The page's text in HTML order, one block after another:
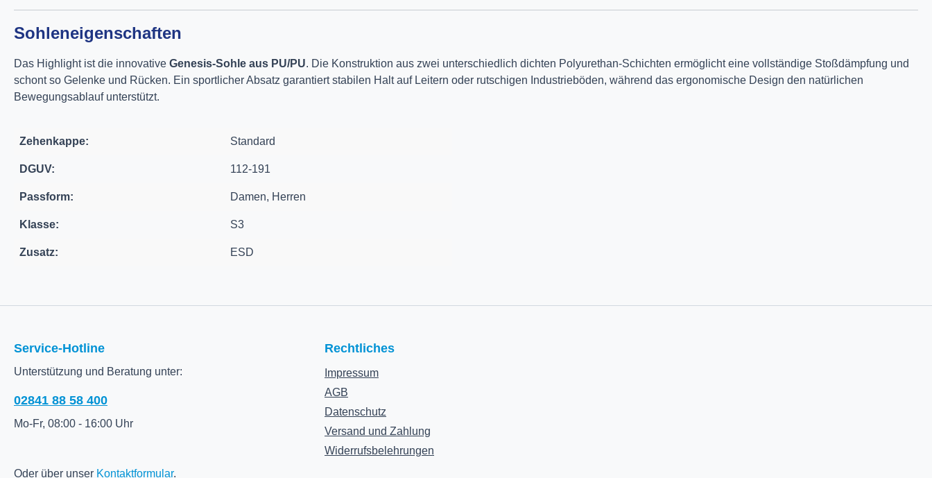
Sohleneigenschaften
Das Highlight ist die innovative Genesis-Sohle aus PU/PU. Die Konstruktion aus zwei unterschiedlich dichten Polyurethan-Schichten ermöglicht eine vollständige Stoßdämpfung und
schont so Gelenke und Rücken. Ein sportlicher Absatz garantiert stabilen Halt auf Leitern oder rutschigen Industrieböden, während das ergonomische Design den natürlichen
Bewegungsablauf unterstützt.
Zehenkappe: Standard
DGUV: 112-191
Passform: Damen, Herren
Klasse: S3
Zusatz: ESD
Service-Hotline
Unterstützung und Beratung unter:
02841 88 58 400
Mo-Fr, 08:00 - 16:00 Uhr
Oder über unser Kontaktformular.
Rechtliches
Impressum
AGB
Datenschutz
Versand und Zahlung
Widerrufsbelehrungen